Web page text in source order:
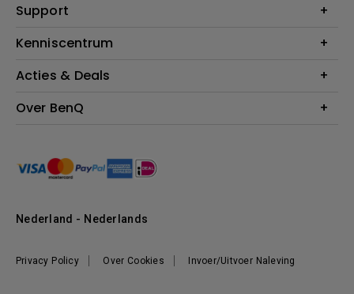
Verlichting
Speakers
Education
Support
Contact
BenQ Shop - FAQ
BenQ Shop - Retourneren
Kenniscentrum
Blog
Acties & Deals
Evenementen & Promoties
Over BenQ
Management
Nieuws
Werken bij BenQ
Privacy Policy Over Cookies Invoer/Uitvoer Naleving
Nederland - Nederlands